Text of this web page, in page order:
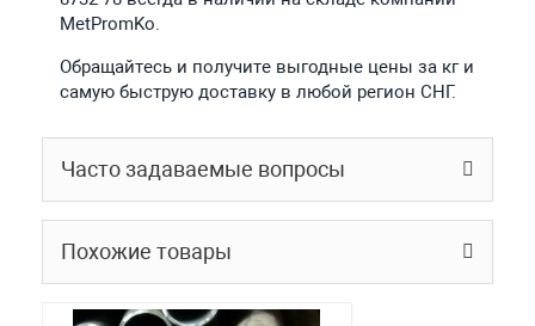
MetPromKo.
Обращайтесь и получите выгодные цены за кг и
самую быструю доставку в любой регион СНГ.
Часто задаваемые вопросы
Похожие товары